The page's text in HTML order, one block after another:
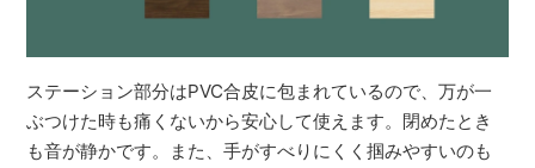
ステーション部分はPVC合皮に包まれているので、万が一
ぶつけた時も痛くないから安心して使えます。閉めたとき
も音が静かです。また、手がすべりにくく掴みやすいのも